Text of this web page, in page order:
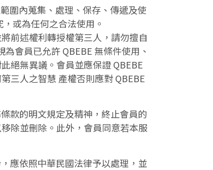
圍內蒐集、處理、保存、傳遞及使
或為任何之合法使用。
前述權利轉授權第三人，請勿擅自
會員已允許 QBEBE 無條件使用、
絕無異議。會員並應保證 QBEBE
三人之智慧 產權否則應對 QBEBE
款的明文規定及精神，終止會員的
除並刪除。此外，會員同意若本服
應依照中華民國法律予以處理，並